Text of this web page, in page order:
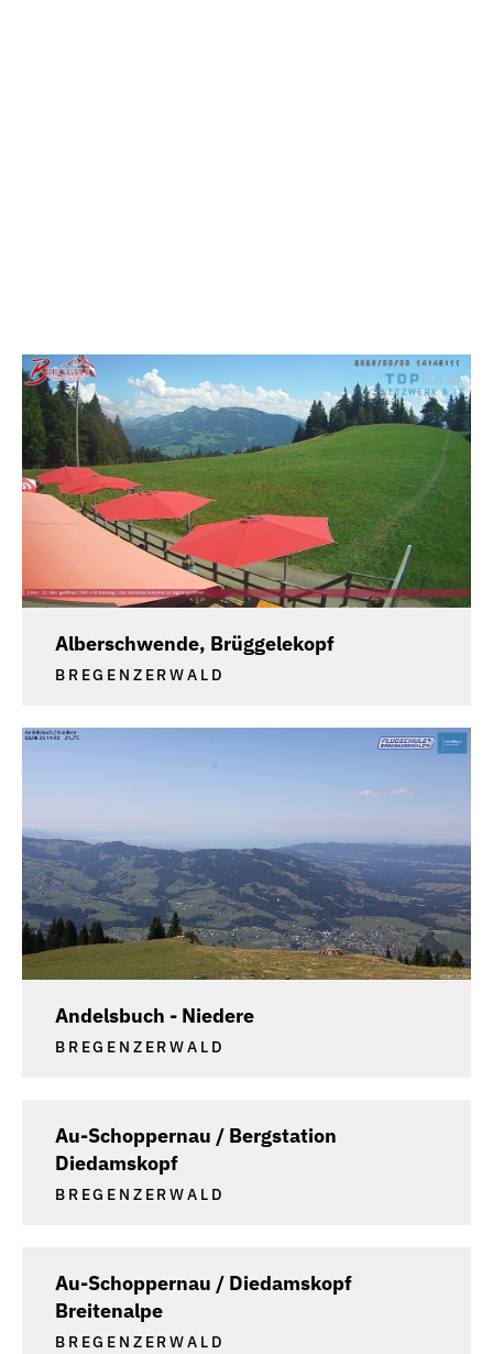
Alberschwende, Brüggelekopf
BREGENZERWALD
Andelsbuch - Niedere
BREGENZERWALD
Au-Schoppernau / Bergstation
Diedamskopf
BREGENZERWALD
Au-Schoppernau / Diedamskopf
Breitenalpe
BREGENZERWALD